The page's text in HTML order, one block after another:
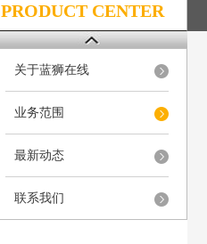
PRODUCT CENTER
关于蓝狮在线
业务范围
最新动态
联系我们